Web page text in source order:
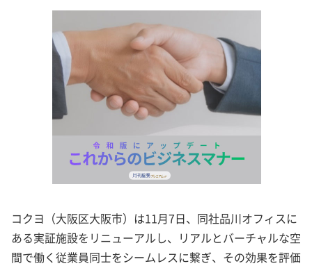
コクヨ（大阪区大阪市）は11月7日、同社品川オフィスに
ある実証施設をリニューアルし、リアルとバーチャルな空
間で働く従業員同士をシームレスに繋ぎ、その効果を評価